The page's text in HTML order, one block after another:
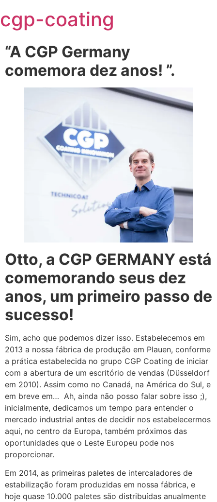
to
content
cgp-coating
“A CGP Germany
comemora dez anos! ”.
Otto, a CGP GERMANY está
comemorando seus dez
anos, um primeiro passo de
sucesso!
Sim, acho que podemos dizer isso. Estabelecemos em
2013 a nossa fábrica de produção em Plauen, conforme
a prática estabelecida no grupo CGP Coating de iniciar
com a abertura de um escritório de vendas (Düsseldorf
em 2010). Assim como no Canadá, na América do Sul, e
em breve em… Ah, ainda não posso falar sobre isso ;),
inicialmente, dedicamos um tempo para entender o
mercado industrial antes de decidir nos estabelecermos
aqui, no centro da Europa, também próximos das
oportunidades que o Leste Europeu pode nos
proporcionar.
Em 2014, as primeiras paletes de intercaladores de
estabilização foram produzidas em nossa fábrica, e
hoje quase 10.000 paletes são distribuídas anualmente